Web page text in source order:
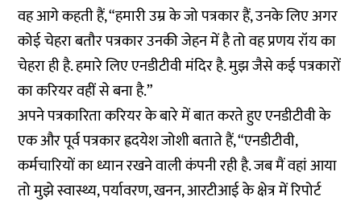
वह आगे कहती हैं, “हमारी उम्र के जो पत्रकार हैं, उनके लिए अगर
कोई चेहरा बतौर पत्रकार उनकी जेहन में है तो वह प्रणय रॉय का
चेहरा ही है. हमारे लिए एनडीटीवी मंदिर है. मुझ जैसे कई पत्रकारों
का करियर वहीं से बना है.”
अपने पत्रकारिता करियर के बारे में बात करते हुए एनडीटीवी के
एक और पूर्व पत्रकार ह्रदयेश जोशी बताते हैं, “एनडीटीवी,
कर्मचारियों का ध्यान रखने वाली कंपनी रही है. जब मैं वहां आया
तो मुझे स्वास्थ्य, पर्यावरण, खनन, आरटीआई के क्षेत्र में रिपोर्ट